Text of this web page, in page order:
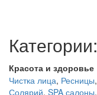
Категории:
Красота и здоровье
Чистка лица, Ресницы,
Солярий, SPA салоны,